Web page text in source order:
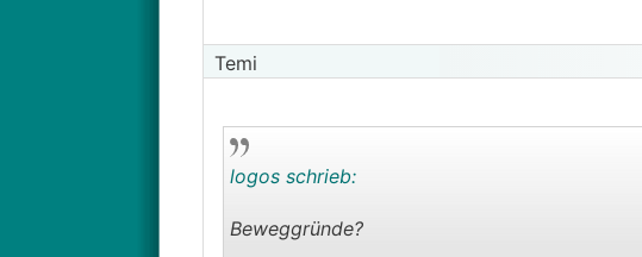
Temi
logos schrieb:
Beweggründe?